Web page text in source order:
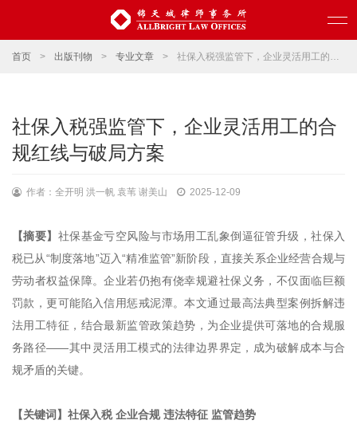
首页 > 出版刊物 > 专业文章 > 社保入税强监管下，企业灵活用工的合规红线与破局方案
社保入税强监管下，企业灵活用工的合
规红线与破局方案
作者：全开明 洪一帆 袁苇 谢美山 2025-12-09
【摘要】 社保基金亏空风险与市场用工乱象倒逼征管升级，社保入
税已从“制度落地”迈入“精准监管”新阶段，直接关系企业经营合规与
劳动者权益保障。企业若仍抱有侥幸规避社保义务，不仅面临巨额
罚款，更可能陷入信用惩戒泥潭。本文通过最高法典型案例拆解违
法用工特征，结合最新监管政策趋势，为企业提供可落地的合规服
务路径——其中灵活用工模式的法律边界界定，成为破解成本与合
规矛盾的关键。
【关键词】社保入税 企业合规 违法特征 监管趋势